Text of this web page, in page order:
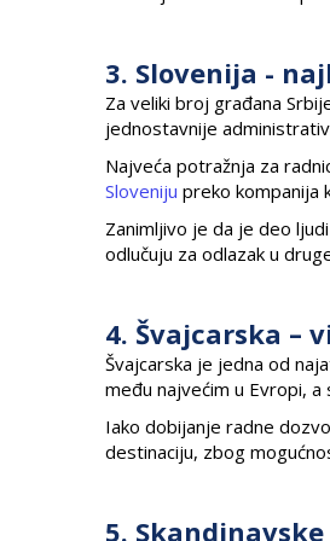
3. Slovenija -
Za veliki broj građana
jednostavnije
Najveća potražnja za
Sloveniju preko kompanija
Zanimljivo je da je deo
odlučuju za odlazak u
4. Švajcarska –
Švajcarska je jedna od
među najvećim u Evropi,
Iako dobijanje radne
destinaciju, zbog
5.